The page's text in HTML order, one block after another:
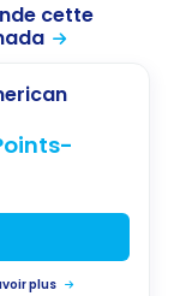
cette
plus